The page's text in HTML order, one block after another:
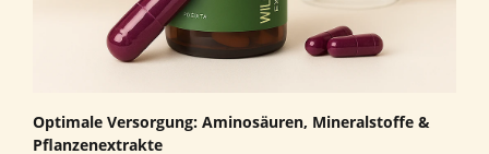
Optimale Versorgung: Aminosäuren, Mineralstoffe &
Pflanzenextrakte